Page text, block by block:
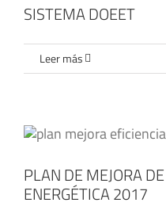
SISTEMA DOEET
Leer más
PLAN DE MEJORA
ENERGÉTICA 2017